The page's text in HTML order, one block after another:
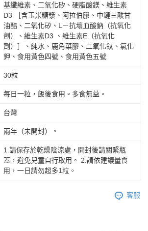
基纖維素、二氧化矽、硬脂酸鎂、維生素
D3 ［含玉米糖漿、阿拉伯膠、中鏈三酸甘
油酯、二氧化矽、L－抗壞血酸鈉（抗氧化
劑）、維生素D3 、維生素E（抗氧化
劑）］、純水、鹿角菜膠、二氧化鈦、氯化
鉀、食用黃色四號、食用黃色五號
30粒
每日一粒，飯後食用。多食無益。
台灣
兩年（未開封）。
1.請保存於乾燥陰涼處，開封後請關緊瓶
蓋，避免兒童自行取用。 2.請依建議量食
用，一日請勿超多1粒。
客服